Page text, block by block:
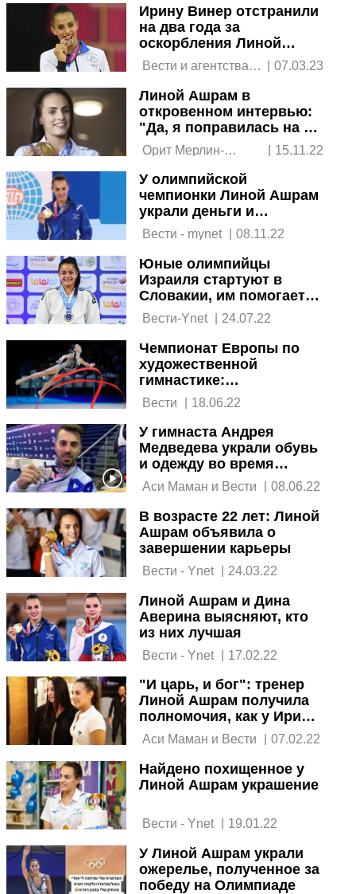
Ирину Винер отстранили
на два года за
оскорбления Линой
Ашрам
Вести и агентства
| 07.03.23
Линой Ашрам в
откровенном интервью:
"Да, я поправилась на 12
кг, но какое вам дело?"
Орит Мерлин-
"Ла-Иша"
| 15.11.22
У олимпийской
чемпионки Линой Ашрам
украли деньги и
документы Вести - mynet 08.11.22
Юные олимпийцы
Израиля стартуют в
Словакии, им помогает
Линой Ашрам
Вести-Ynet | 24.07.22
Чемпионат Европы по
художественной
гимнастике:
израильтянка Дарья
Атаманова завоевала
золото в личном
многоборье
| 18.06.22
У гимнаста Андрея
Медведева украли обувь
и одежду во время
тренировки в Нетании
08.06.22
В возрасте 22 лет: Линой
Ашрам объявила о
завершении карьеры
Вести - Ynet | 24.03.22
Линой Ашрам и Дина
Аверина выясняют, кто
из них лучшая
Вести - Ynet | 17.02.22
"И царь, и бог": тренер
Линой Ашрам получила
полномочия, как у Ирины
Винер-Усмановой 07.02.22
Найдено похищенное у
Линой Ашрам украшение
Вести - Ynet | 19.01.22
У Линой Ашрам украли
ожерелье, полученное за
победу на Олимпиаде